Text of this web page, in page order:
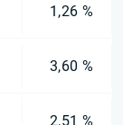
1,26 %
3,60 %
2,51 %